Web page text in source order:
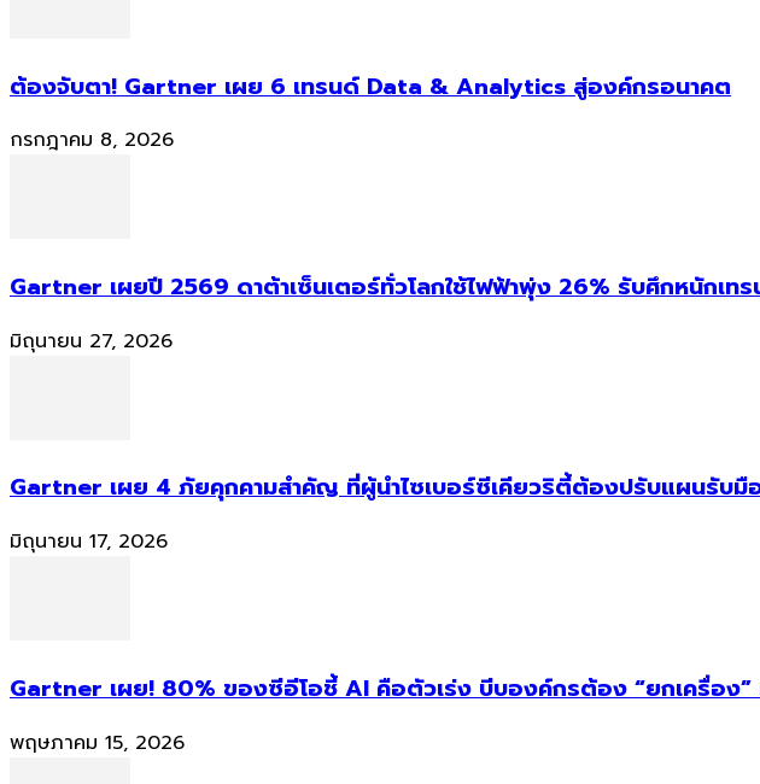
ต้องจับตา! Gartner เผย 6 เทรนด์ Data & Analytics สู่องค์กรอนาคต
กรกฎาคม 8, 2026
Gartner เผยปี 2569 ดาต้าเซ็นเตอร์ทั่วโลกใช้ไฟฟ้าพุ่ง 26% รับศึกหนักเท
มิถุนายน 27, 2026
Gartner เผย 4 ภัยคุกคามสำคัญ ที่ผู้นำไซเบอร์ซีเคียวริตี้ต้องปรับแผนรับมื
มิถุนายน 17, 2026
Gartner เผย! 80% ของซีอีโอชี้ AI คือตัวเร่ง บีบองค์กรต้อง “ยกเครื่อง”
พฤษภาคม 15, 2026